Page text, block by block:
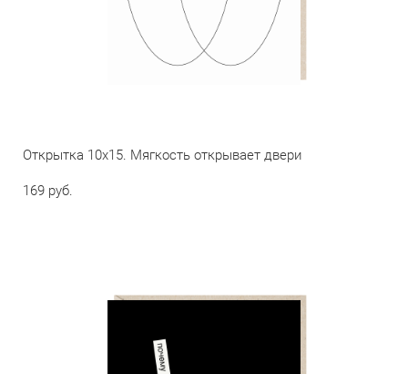
Открытка 10х15. Мягкость открывает двери
169 pуб.